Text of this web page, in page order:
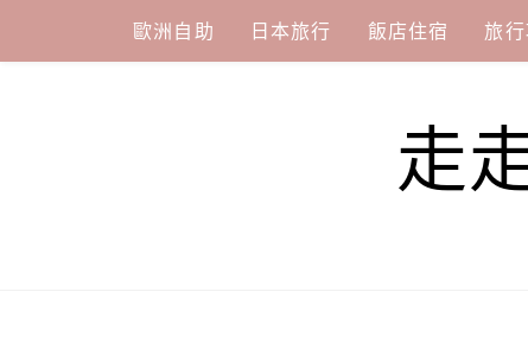
content
歐洲自助 日本旅行 飯店住宿 旅
走